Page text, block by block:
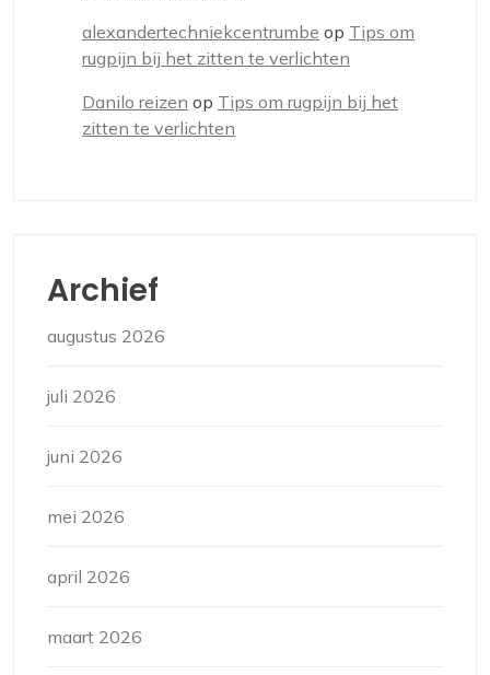
alexandertechniekcentrumbe op Tips om
rugpijn bij het zitten te verlichten
Danilo reizen op Tips om rugpijn bij het
zitten te verlichten
Archief
augustus 2026
juli 2026
juni 2026
mei 2026
april 2026
maart 2026